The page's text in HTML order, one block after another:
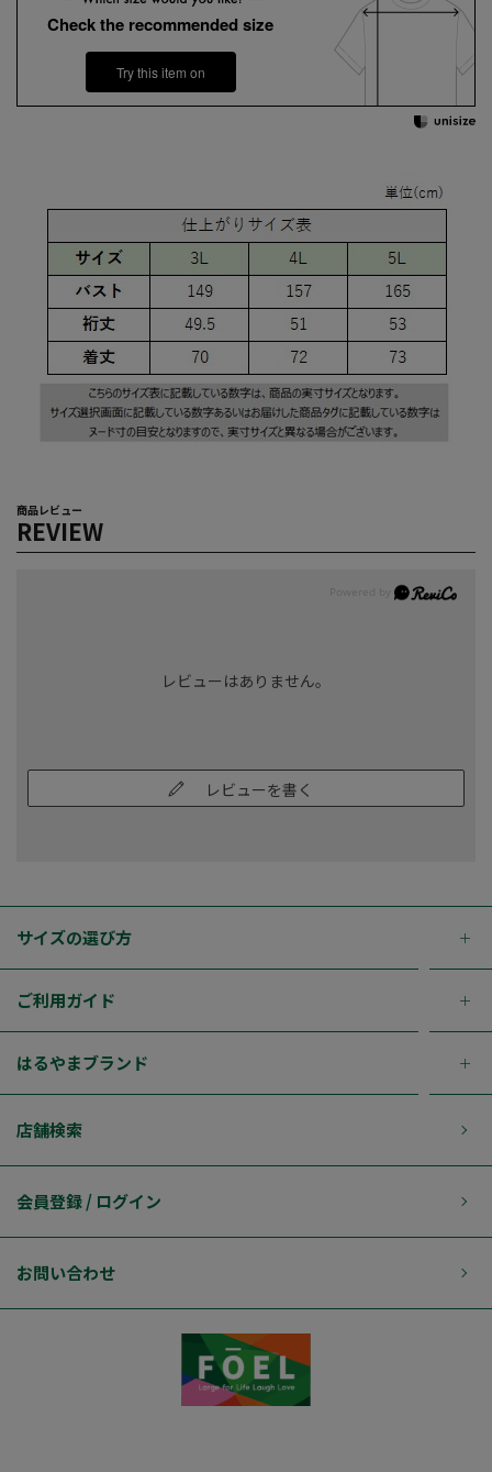
Check the recommended size
Try this item on
商品レビュー
REVIEW
レビューはありません。
レビューを書く
サイズの選び方
ご利用ガイド
はるやまブランド
店舗検索
会員登録 / ログイン
お問い合わせ